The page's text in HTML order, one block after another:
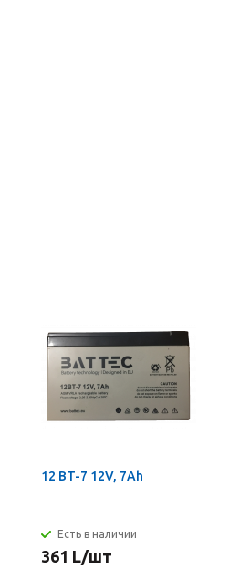
12 BT-7 12V, 7Ah
Есть в наличии
361 L/шт